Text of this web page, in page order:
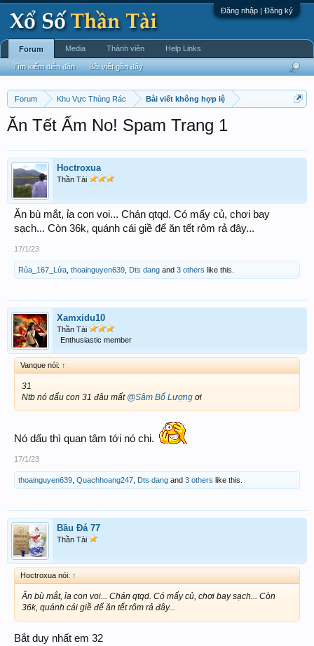
Đăng nhập | Đăng ký
Forum Khu Vực Thùng Rác Bài viết không hợp lệ
Ăn Tết Ấm No! Spam Trang 1
Hoctroxua
Thần Tài
Ăn bù mắt, ỉa con voi... Chán qtqd. Có mấy củ, chơi bay
sạch... Còn 36k, quánh cái giề để ăn tết rôm rả đây...
17/1/23
Rùa_167_Lửa thoainguyen639 Dts dang and 3 others like this.
Xamxidu10
Thần Tài
Enthusiastic member
Vanque nói: ↑
31
Ntb nó dấu con 31 đâu mất @Sâm Bổ Lượng ơi
Nó dấu thì quan tâm tới nó chi.
17/1/23
thoainguyen639 Quachhoang247 Dts dang and 3 others like this.
Bầu Đá 77
Thần Tài
Hoctroxua nói: ↑
Ăn bù mắt, ỉa con voi... Chán qtqd. Có mấy củ, chơi bay sạch... Còn
36k, quánh cái giề để ăn tết rôm rả đây...
Bắt duy nhất em 32
Forum
Tìm kiếm diễn đàn Bài viết gần đây
Media Thành viên Help Links